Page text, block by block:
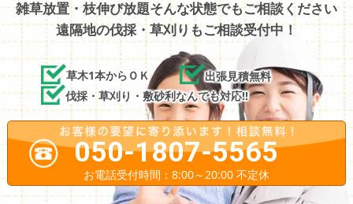
雑草放置・枝伸び放題そんな状態でもご相談ください
遠隔地の伐採・草刈りもご相談受付中！
草木1本からＯＫ
出張見積無料
伐採・草刈り・敷砂利なんでも対応!!
050-1807-5565
お電話受付時間：8:00～20:00 不定休